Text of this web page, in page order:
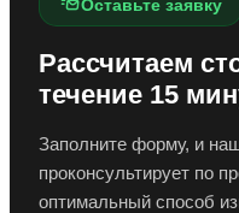
Оставьте заявку
Рассчитаем
течение 15
Заполните форму, и
проконсультирует по
оптимальный способ